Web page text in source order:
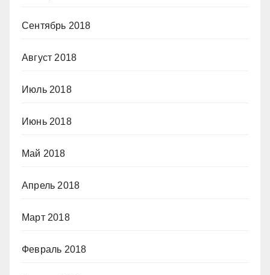
Сентябрь 2018
Август 2018
Июль 2018
Июнь 2018
Май 2018
Апрель 2018
Март 2018
Февраль 2018